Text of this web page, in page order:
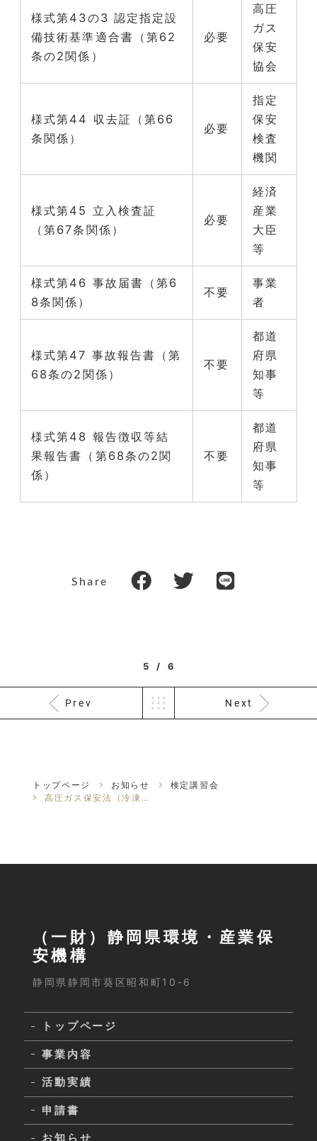
様式第43の3 認定指定設
備技術基準適合書（第62
条の2関係）
必要
高圧
ガス
保安
協会
様式第44 収去証（第66
条関係）
必要
指定
保安
検査
機関
様式第45 立入検査証
（第67条関係）
必要
経済
産業
大臣
等
様式第46 事故届書（第6
8条関係）
不要
事業
者
様式第47 事故報告書（第
68条の2関係）
不要
都道
府県
知事
等
様式第48 報告徴収等結
果報告書（第68条の2関
係）
不要
都道
府県
知事
等
Share
5 / 6
Prev Next
トップページ お知らせ
検定講習会
高圧ガス保安法（冷凍保安規則）に係る手続きの押印・署名等の廃止一覧
（一財）静岡県環境・産業保
安機構
静岡県静岡市葵区昭和町10-6
トップページ
事業内容
活動実績
申請書
お知らせ